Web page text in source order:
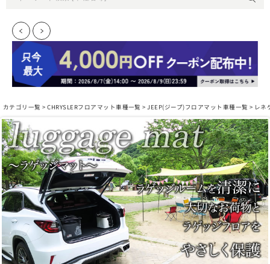
カテゴリ一覧 >CHRYSLERフロアマット車種一覧 >JEEP(ジープ)フロアマット車種一覧 > レネ